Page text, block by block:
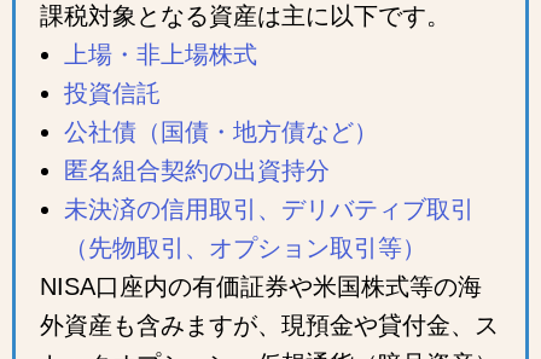
課税対象となる資産は主に以下です。
上場・非上場株式
投資信託
公社債（国債・地方債など）
匿名組合契約の出資持分
未決済の信用取引、デリバティブ取引
（先物取引、オプション取引等）
NISA口座内の有価証券や米国株式等の海
外資産も含みますが、現預金や貸付金、ス